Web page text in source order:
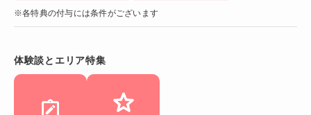
※各特典の付与には条件がございます
体験談とエリア特集